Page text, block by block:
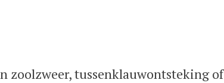
zoolzweer, tussenklauwontsteking of